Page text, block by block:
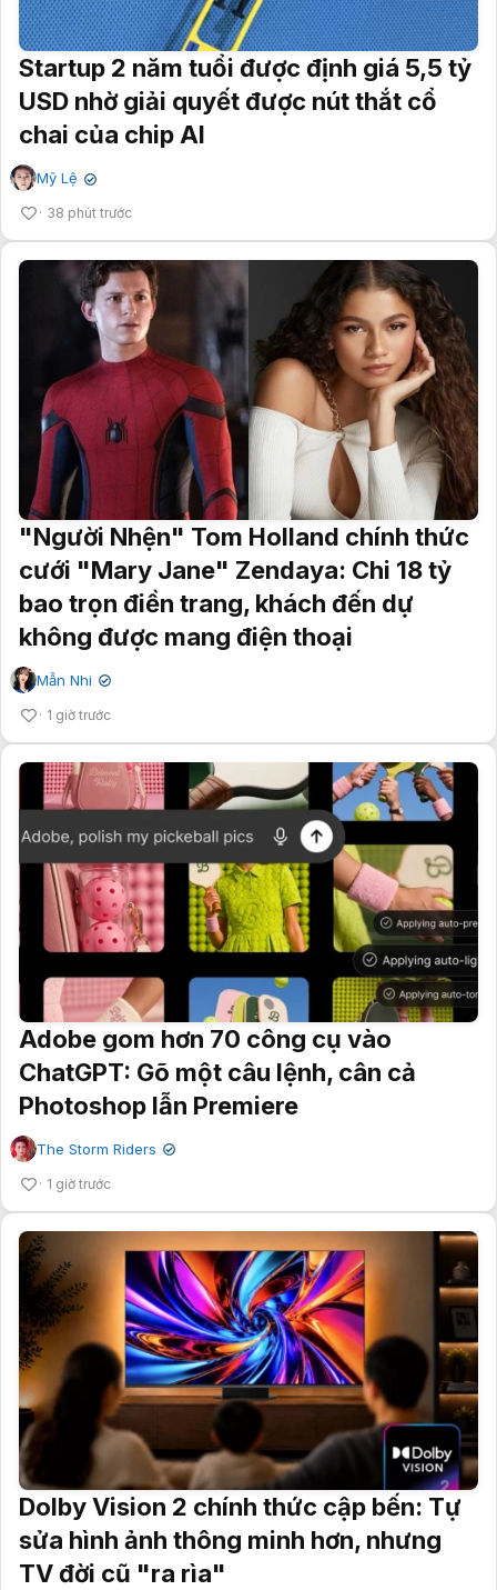
Startup 2 năm tuổi được định giá 5,5 tỷ
USD nhờ giải quyết được nút thắt cổ
chai của chip AI
Mỹ Lệ ✔
38 phút trước
"Người Nhện" Tom Holland chính thức
cưới "Mary Jane" Zendaya: Chi 18 tỷ
bao trọn điền trang, khách đến dự
không được mang điện thoại
Mẫn Nhi ✔
1 giờ trước
Adobe gom hơn 70 công cụ vào
ChatGPT: Gõ một câu lệnh, cân cả
Photoshop lẫn Premiere
The Storm Riders ✔
1 giờ trước
Dolby Vision 2 chính thức cập bến: Tự
sửa hình ảnh thông minh hơn, nhưng
TV đời cũ "ra rìa"